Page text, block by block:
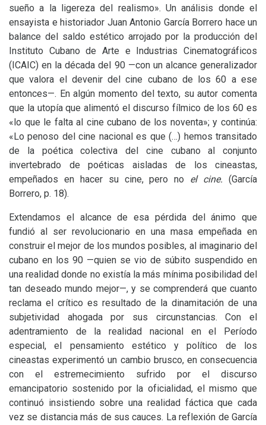
sueño a la ligereza del realismo». Un análisis donde el
ensayista e historiador Juan Antonio García Borrero hace un
balance del saldo estético arrojado por la producción del
Instituto Cubano de Arte e Industrias Cinematográficos
(ICAIC) en la década del 90 —con un alcance generalizador
que valora el devenir del cine cubano de los 60 a ese
entonces—. En algún momento del texto, su autor comenta
que la utopía que alimentó el discurso fílmico de los 60 es
«lo que le falta al cine cubano de los noventa»; y continúa:
«Lo penoso del cine nacional es que (…) hemos transitado
de la poética colectiva del cine cubano al conjunto
invertebrado de poéticas aisladas de los cineastas,
empeñados en hacer su cine, pero no el cine. (García
Borrero, p. 18).
Extendamos el alcance de esa pérdida del ánimo que
fundió al ser revolucionario en una masa empeñada en
construir el mejor de los mundos posibles, al imaginario del
cubano en los 90 —quien se vio de súbito suspendido en
una realidad donde no existía la más mínima posibilidad del
tan deseado mundo mejor—, y se comprenderá que cuanto
reclama el crítico es resultado de la dinamitación de una
subjetividad ahogada por sus circunstancias. Con el
adentramiento de la realidad nacional en el Período
especial, el pensamiento estético y político de los
cineastas experimentó un cambio brusco, en consecuencia
con el estremecimiento sufrido por el discurso
emancipatorio sostenido por la oficialidad, el mismo que
continuó insistiendo sobre una realidad fáctica que cada
vez se distancia más de sus cauces. La reflexión de García